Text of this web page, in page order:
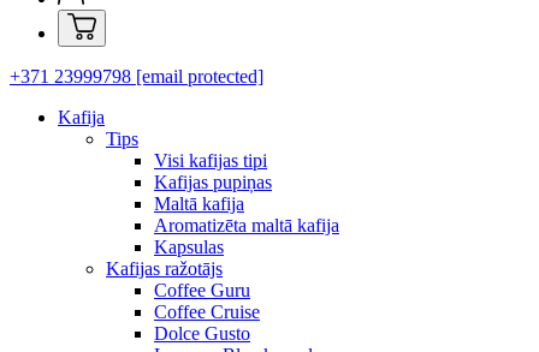
+371 23999798 [email protected]
Kafija
Tips
Visi kafijas tipi
Kafijas pupiņas
Maltā kafija
Aromatizēta maltā kafija
Kapsulas
Kafijas ražotājs
Coffee Guru
Coffee Cruise
Dolce Gusto